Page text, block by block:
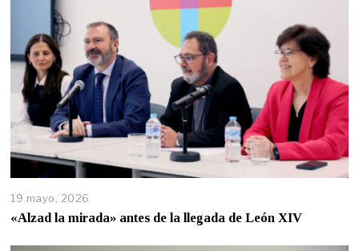
19 mayo, 2026
«Alzad la mirada» antes de la llegada de León XIV